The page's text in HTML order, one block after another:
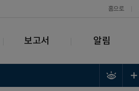
홈으로
보고서 알림